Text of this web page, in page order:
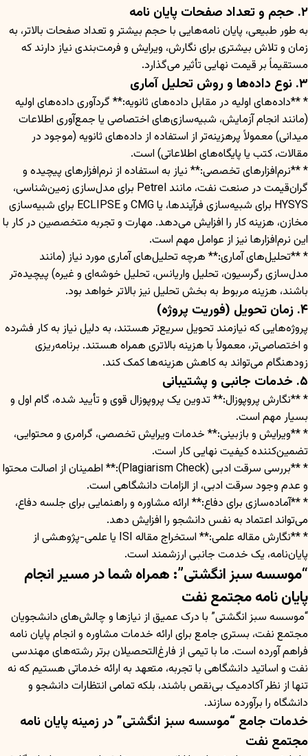
۲. حجم و تعداد صفحات پایان نامه
به طور طبیعی، پایان نامه‌هایی با حجم بیشتر و تعداد صفحات بالاتر، به
زمان و تلاش بیشتری برای نگارش، ویرایش و فرمت‌بندی نیاز دارند که
مستقیماً بر قیمت نهایی تأثیر می‌گذارد.
۳. نوع داده‌ها و روش تحلیل آماری
* **داده‌های اولیه در مقابل داده‌های ثانویه:** گردآوری داده‌های اولیه
(مانند انجام آزمایش، شبیه‌سازی‌های اختصاصی یا جمع‌آوری اطلاعات
میدانی) معمولاً پرهزینه‌تر از استفاده از داده‌های ثانویه (موجود در
مقالات، کتب یا پایگاه‌های اطلاعاتی) است.
* **نرم‌افزارهای تخصصی:** نیاز به استفاده از نرم‌افزارهای پیچیده و
گران‌قیمت در صنعت نفت، مانند Petrel برای مدل‌سازی زمین‌شناسی،
HYSYS برای شبیه‌سازی فرآیندها، یا CMG و ECLIPSE برای شبیه‌سازی
مخازن، هزینه کار را افزایش می‌دهد. مهارت و تجربه متخصصین در کار با
این نرم‌افزارها نیز از عوامل مهم است.
* **تحلیل‌های آماری:** هرچه تحلیل‌های آماری مورد نیاز (مانند
مدل‌سازی رگرسیون، تحلیل واریانس، تحلیل خوشه‌ای و غیره) پیچیده‌تر
باشند، هزینه مربوط به بخش تحلیل نیز بالاتر خواهد بود.
۴. زمان تحویل (فوریت پروژه)
پروژه‌هایی که نیازمند تحویل سریع‌تر هستند، به دلیل نیاز به کار فشرده
و اختصاصی‌تر، معمولاً با هزینه بالاتری همراه هستند. برنامه‌ریزی
زودهنگام می‌تواند به کاهش هزینه‌ها کمک کند.
۵. خدمات جانبی و پشتیبانی
* **نگارش پروپوزال:** تدوین یک پروپوزال قوی و تأیید شده، گام اول و
بسیار مهم است.
* **ویرایش و بازبینی:** خدمات ویرایش تخصصی، گرامری و محتوایی،
تضمین‌کننده کیفیت نهایی کار است.
* **بررسی سرقت ادبی (Plagiarism Check):** اطمینان از اصالت محتوا
و عدم وجود سرقت ادبی، از الزامات دانشگاهی است.
* **آماده‌سازی برای دفاع:** ارائه مشاوره و راهنمایی برای جلسه دفاع،
می‌تواند اعتماد به نفس دانشجو را افزایش دهد.
* **نگارش مقاله علمی:** استخراج مقاله ISI یا علمی-پژوهشی از
پایان‌نامه، یک خدمت جانبی ارزشمند است.
“موسسه سبز انگشتی”: همراه شما در مسیر انجام
پایان نامه مجتمع نفت
“موسسه سبز انگشتی” با درک عمیق از نیازها و چالش‌های دانشجویان
مجتمع نفت، بستری جامع برای ارائه خدمات مشاوره و انجام پایان نامه
فراهم آورده است. ما با تیمی از فارغ‌التحصیلان برتر رشته‌های مهندسی
نفت و اساتید دانشگاهی با تجربه، متعهد به ارائه خدماتی هستیم که نه
تنها از نظر آکادمیک بی‌نقص باشند، بلکه تمامی انتظارات دانشجو و
دانشگاه را برآورده سازند.
خدمات جامع “موسسه سبز انگشتی” در زمینه پایان نامه
مجتمع نفت